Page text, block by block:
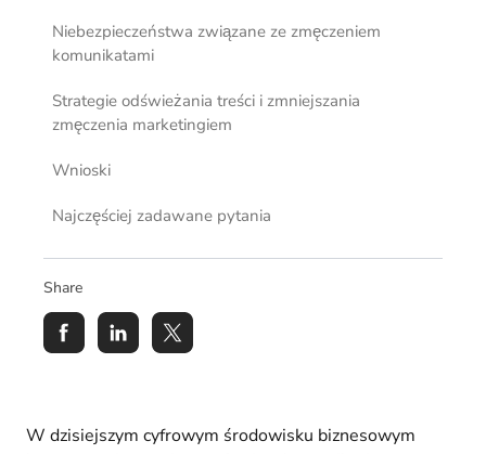
Niebezpieczeństwa związane ze zmęczeniem
komunikatami
Strategie odświeżania treści i zmniejszania
zmęczenia marketingiem
Wnioski
Najczęściej zadawane pytania
Share
W dzisiejszym cyfrowym środowisku biznesowym